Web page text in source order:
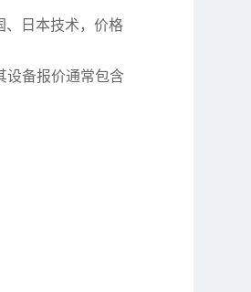
、日本技术，价格
设备报价通常包含